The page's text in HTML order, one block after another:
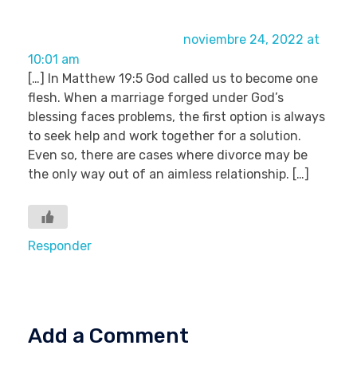
noviembre 24, 2022 at
10:01 am
[…] In Matthew 19:5 God called us to become one
flesh. When a marriage forged under God’s
blessing faces problems, the first option is always
to seek help and work together for a solution.
Even so, there are cases where divorce may be
the only way out of an aimless relationship. […]
Responder
Add a Comment